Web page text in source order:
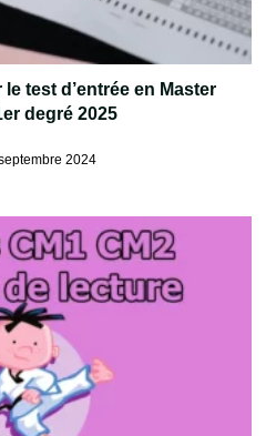
test d’entrée en Master
degré 2025
2024